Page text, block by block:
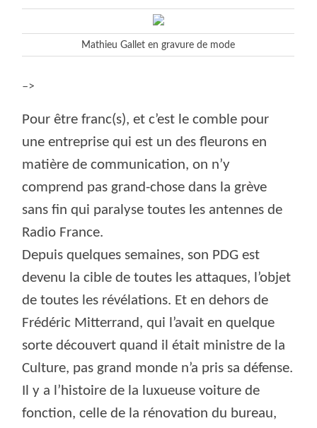
Mathieu Gallet en gravure de mode
–>
Pour être franc(s), et c’est le comble pour
une entreprise qui est un des fleurons en
matière de communication, on n’y
comprend pas grand-chose dans la grève
sans fin qui paralyse toutes les antennes de
Radio France.
Depuis quelques semaines, son PDG est
devenu la cible de toutes les attaques, l’objet
de toutes les révélations. Et en dehors de
Frédéric Mitterrand, qui l’avait en quelque
sorte découvert quand il était ministre de la
Culture, pas grand monde n’a pris sa défense.
Il y a l’histoire de la luxueuse voiture de
fonction, celle de la rénovation du bureau,